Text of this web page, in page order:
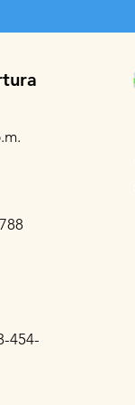
454-